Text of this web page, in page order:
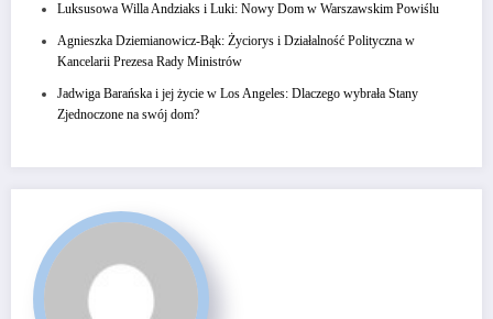
Luksusowa Willa Andziaks i Luki: Nowy Dom w Warszawskim Powiślu
Agnieszka Dziemianowicz-Bąk: Życiorys i Działalność Polityczna w
Kancelarii Prezesa Rady Ministrów
Jadwiga Barańska i jej życie w Los Angeles: Dlaczego wybrała Stany
Zjednoczone na swój dom?